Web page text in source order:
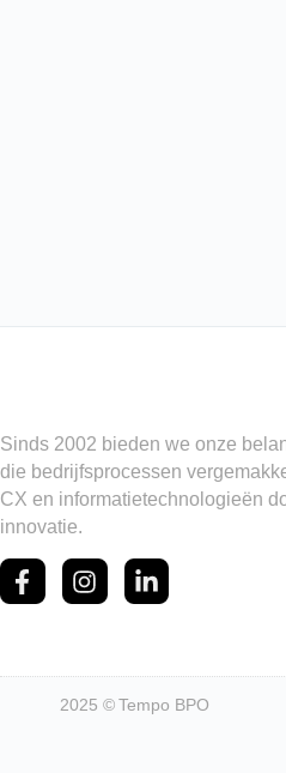
Sinds 2002 bieden we onze
die bedrijfsprocessen
CX en informatietechnologieën
innovatie.
2025 © Tempo BPO